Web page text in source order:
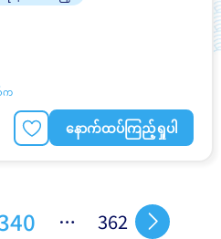
က
နောက်ထပ်ကြည့်ရှုပါ
… 362